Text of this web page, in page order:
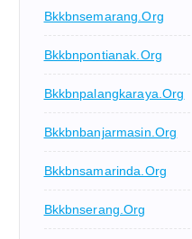
Bkkbnsemarang.org
Bkkbnpontianak.org
Bkkbnpalangkaraya.org
Bkkbnbanjarmasin.org
Bkkbnsamarinda.org
Bkkbnserang.org